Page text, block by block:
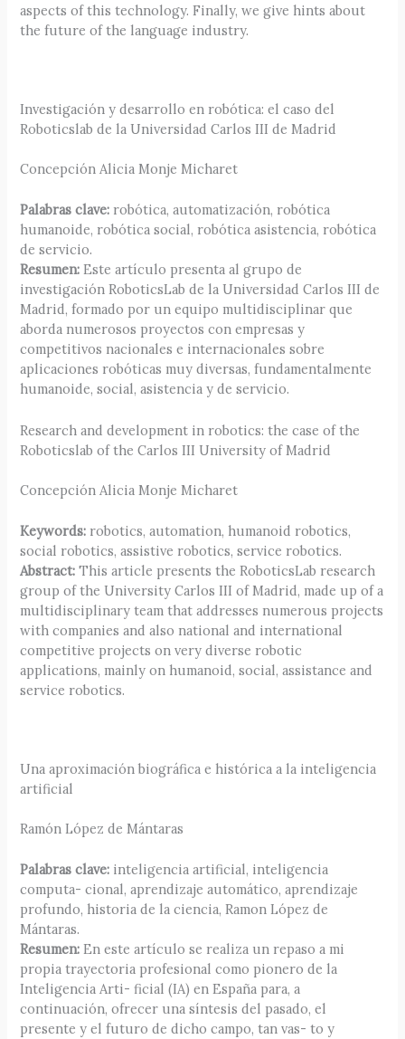
aspects of this technology. Finally, we give hints about
the future of the language industry.
Investigación y desarrollo en robótica: el caso del
Roboticslab de la Universidad Carlos III de Madrid
Concepción Alicia Monje Micharet
Palabras clave: robótica, automatización, robótica
humanoide, robótica social, robótica asistencia, robótica
de servicio.
Resumen: Este artículo presenta al grupo de
investigación RoboticsLab de la Universidad Carlos III de
Madrid, formado por un equipo multidisciplinar que
aborda numerosos proyectos con empresas y
competitivos nacionales e internacionales sobre
aplicaciones robóticas muy diversas, fundamentalmente
humanoide, social, asistencia y de servicio.
Research and development in robotics: the case of the
Roboticslab of the Carlos III University of Madrid
Concepción Alicia Monje Micharet
Keywords: robotics, automation, humanoid robotics,
social robotics, assistive robotics, service robotics.
Abstract: This article presents the RoboticsLab research
group of the University Carlos III of Madrid, made up of a
multidisciplinary team that addresses numerous projects
with companies and also national and international
competitive projects on very diverse robotic
applications, mainly on humanoid, social, assistance and
service robotics.
Una aproximación biográfica e histórica a la inteligencia
artificial
Ramón López de Mántaras
Palabras clave: inteligencia artificial, inteligencia
computa- cional, aprendizaje automático, aprendizaje
profundo, historia de la ciencia, Ramon López de
Mántaras.
Resumen: En este artículo se realiza un repaso a mi
propia trayectoria profesional como pionero de la
Inteligencia Arti- ficial (IA) en España para, a
continuación, ofrecer una síntesis del pasado, el
presente y el futuro de dicho campo, tan vas- to y